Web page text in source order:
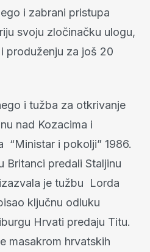
i zabrani pristupa
svoju zločinačku ulogu,
produženju za još 20
i tužba za otkrivanje
nad Kozacima i
“Ministar i pokolji” 1986.
Britanci predali Staljinu
je tužbu Lorda
ključnu odluku
Hrvati predaju Titu.
masakrom hrvatskih